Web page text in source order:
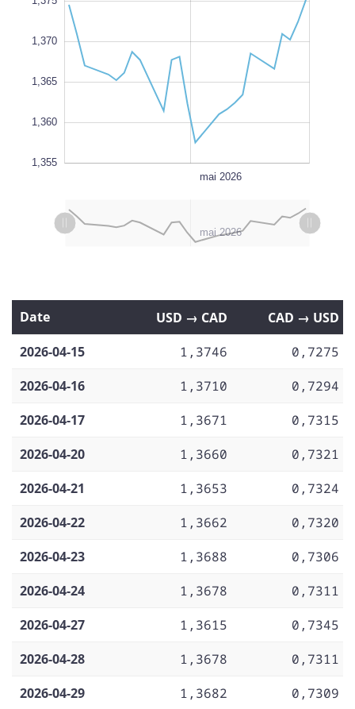
1,370
1,365
1,360
1,355
mai 2026
l13 avr.
20 avr.
27 avr.
juin 2026 mai 2026
avr. 2026
Date USD → CAD
CAD → USD
2026-04-15
1,3746
0,7275
2026-04-16
1,3710
0,7294
2026-04-17
1,3671
0,7315
2026-04-20
1,3660
0,7321
2026-04-21
1,3653
0,7324
2026-04-22
1,3662
0,7320
2026-04-23
1,3688
0,7306
2026-04-24
1,3678
0,7311
2026-04-27
1,3615
0,7345
2026-04-28
1,3678
0,7311
2026-04-29
1,3682
0,7309